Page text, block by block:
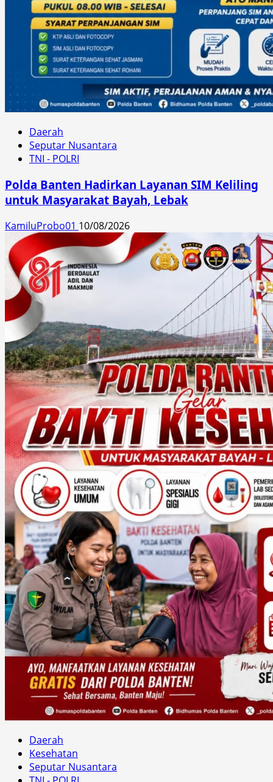
Daerah
Seputar Nusantara
TNI - POLRI
Polda Banten Hadirkan Layanan SIM Keliling
untuk Masyarakat Bayah, Lebak
KamiluProbo01 10/08/2026
Daerah
Kesehatan
Seputar Nusantara